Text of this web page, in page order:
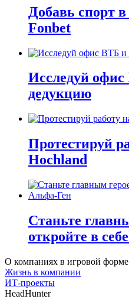
Добавь спорт
Fonbet
Исследуй
дедукцию
Протестируй
Hochland
Станьте
откройте в
О компаниях в игровой форме
Жизнь в компании
ИТ-проекты
HeadHunter